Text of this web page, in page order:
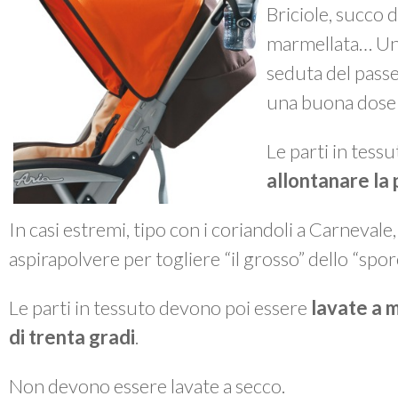
Briciole, succo
marmellata…
seduta del
una buona
Le parti in
allontanare la
In casi estremi, tipo con i coriandoli a
aspirapolvere per togliere “il grosso” dello
Le parti in tessuto devono poi essere lavate a
di trenta gradi.
Non devono essere lavate a secco.